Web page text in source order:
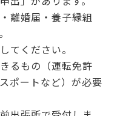
離婚届・養子縁組
てください。
るもの（運転免許
ポートなど）が必要